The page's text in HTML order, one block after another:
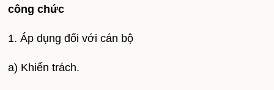
công chức
1. Áp dụng đối với cán bộ
a) Khiển trách.